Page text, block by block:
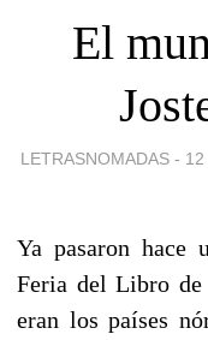
El
LETRASNOMADAS -
Ya pasaron hace
Feria del Libro
eran los países